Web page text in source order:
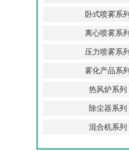
卧式喷雾系列
离心喷雾系列
压力喷雾系列
雾化产品系列
热风炉系列
除尘器系列
混合机系列